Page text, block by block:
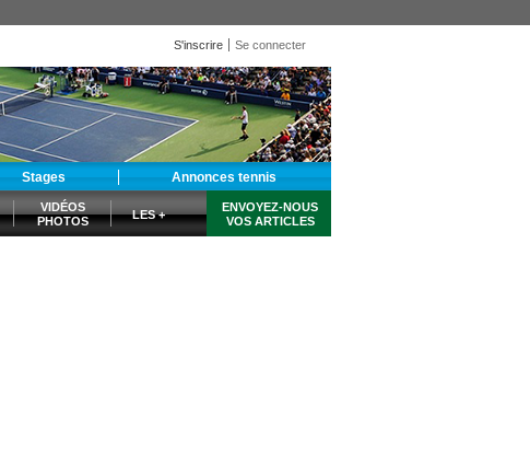
S'inscrire Se connecter
Stages Annonces tennis
VIDÉOS
PHOTOS
LES +
ENVOYEZ-NOUS
VOS ARTICLES